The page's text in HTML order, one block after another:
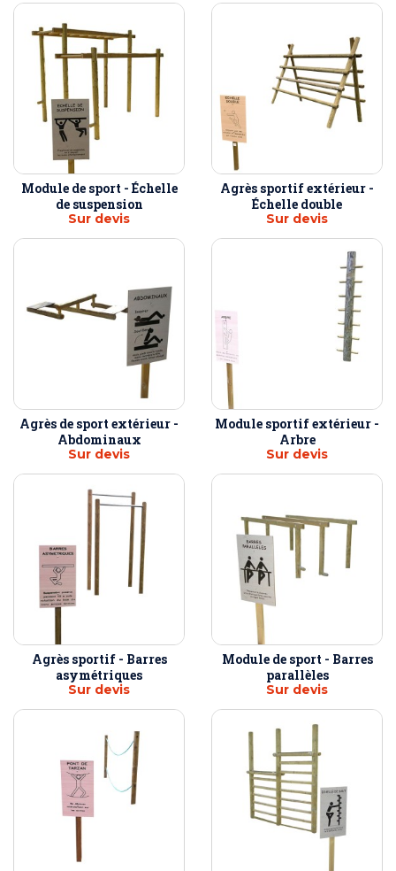
Module de sport - Échelle
de suspension
Sur devis
Agrès sportif extérieur -
Échelle double
Sur devis
Agrès de sport extérieur -
Abdominaux
Sur devis
Module sportif extérieur -
Arbre
Sur devis
Agrès sportif - Barres
asymétriques
Sur devis
Module de sport - Barres
parallèles
Sur devis